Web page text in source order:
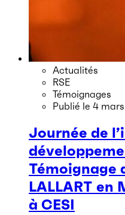
Actualités
RSE
Témoignages
Publié le 4
Journée de
Témoignage
LALLART en
à CESI